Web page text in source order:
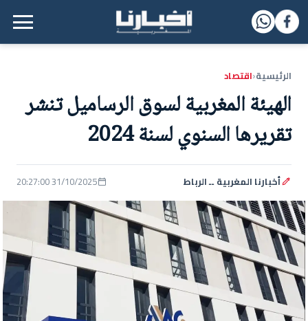
القائمة الرئيسية
الرئيسية‹اقتصاد
الهيئة المغربية لسوق الرساميل تنشر
تقريرها السنوي لسنة 2024
أخبارنا المغربية ــ الرباط 31/10/2025 20:27:00